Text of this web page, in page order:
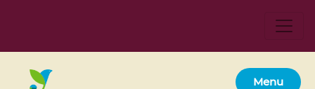
Menu